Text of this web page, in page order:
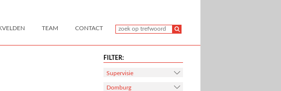
TEAM CONTACT
FILTER:
Supervisie
Domburg